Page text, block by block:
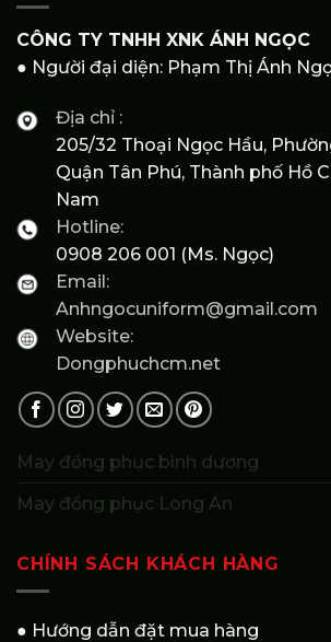
CÔNG TY TNHH XNK ÁNH NGỌC
● Người đại diện: Phạm Thị Ánh
Địa chỉ :
205/32 Thoại Ngọc Hầu,
Quận Tân Phú, Thành phố Hồ
Nam
Hotline:
0908 206 001 (Ms. Ngọc)
Email:
Anhngocuniform@gmail.com
Website:
Dongphuchcm.net
May đồng phục bình dương
May đồng phục Long An
CHÍNH SÁCH KHÁCH HÀNG
● Hướng dẫn đặt mua hàng